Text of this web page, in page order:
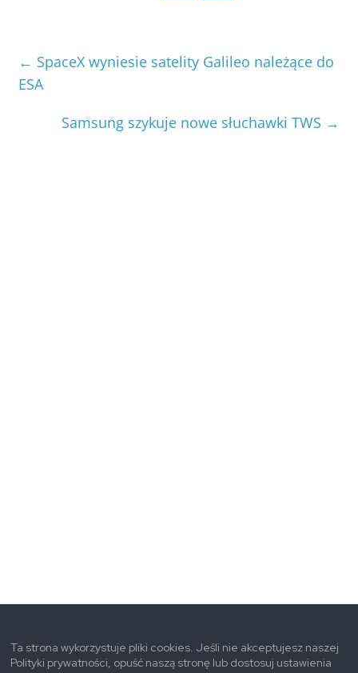
← SpaceX wyniesie satelity Galileo należące do
ESA
Samsung szykuje nowe słuchawki TWS →
Ta strona wykorzystuje pliki cookies. Jeśli nie akceptujesz naszej
Polityki prywatności, opuść naszą stronę lub dostosuj ustawienia